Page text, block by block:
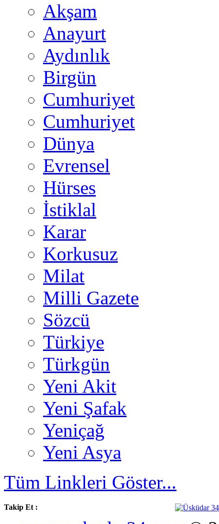
Akşam
Anayurt
Aydınlık
Birgün
Cumhuriyet
Cumhuriyet
Dünya
Evrensel
Hürses
İstiklal
Karar
Korkusuz
Milat
Milli Gazete
Sözcü
Türkiye
Türkgün
Yeni Akit
Yeni Şafak
Yeniçağ
Yeni Asya
Tüm Linkleri Göster...
Takip Et :